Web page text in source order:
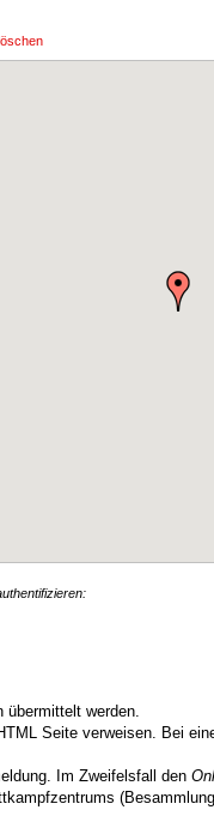
übermittelt werden.
Seite verweisen. Bei
Im Zweifelsfall den